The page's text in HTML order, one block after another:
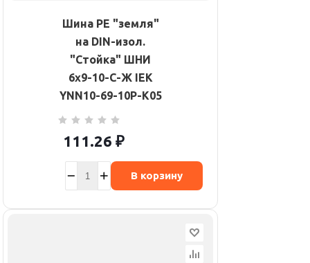
Шина PE "земля"
на DIN-изол.
"Стойка" ШНИ
6х9-10-С-Ж IEK
YNN10-69-10P-K05
111.26 ₽
В корзину